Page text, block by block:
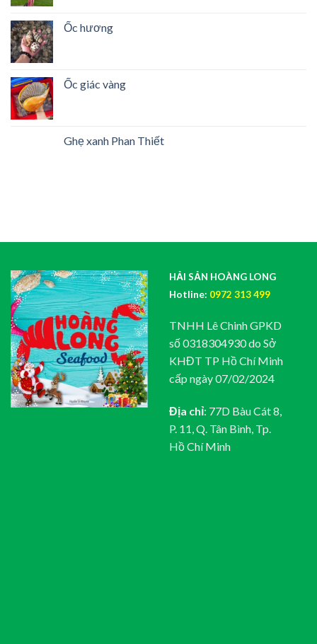
Ốc hương
Ốc giác vàng
Ghẹ xanh Phan Thiết
HẢI SẢN HOÀNG LONG
Hotline: 0972 313 499
TNHH Lê Chinh GPKD
số 0318304930 do Sở
KHĐT TP Hồ Chí Minh
cấp ngày 07/02/2024
Địa chỉ: 77D Bàu Cát 8,
P. 11, Q. Tân Bình, Tp.
Hồ Chí Minh